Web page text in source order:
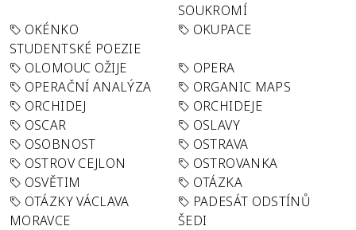
SOUKROMÍ
OKÉNKO
STUDENTSKÉ POEZIE
OKUPACE
OLOMOUC OŽIJE
OPERA
OPERAČNÍ ANALÝZA
ORGANIC MAPS
ORCHIDEJ
ORCHIDEJE
OSCAR
OSLAVY
OSOBNOST
OSTRAVA
OSTROV CEJLON
OSTROVANKA
OSVĚTIM
OTÁZKA
OTÁZKY VÁCLAVA
MORAVCE
PADESÁT ODSTÍNŮ
ŠEDI